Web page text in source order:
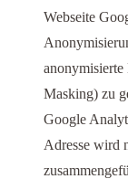
Webseite
Masking) zu
Google
Adresse wird